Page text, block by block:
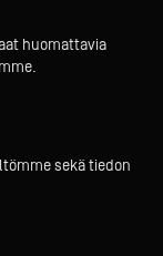
huomattavia
sekä tiedon